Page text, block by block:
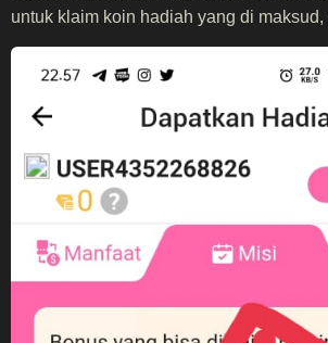
untuk klaim koin hadiah yang di